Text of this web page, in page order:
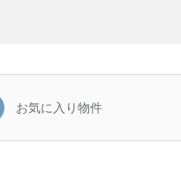
お気に入り物件